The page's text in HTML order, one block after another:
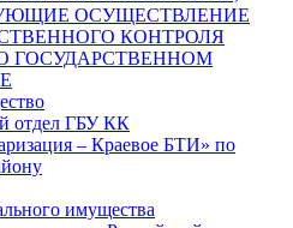
ОСУЩЕСТВЛЕНИЕ
КОНТРОЛЯ
ГОСУДАРСТВЕННОМ
отдел ГБУ КК
– Краевое БТИ» по
имущества